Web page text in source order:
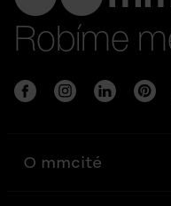
Robíme
O mmcité